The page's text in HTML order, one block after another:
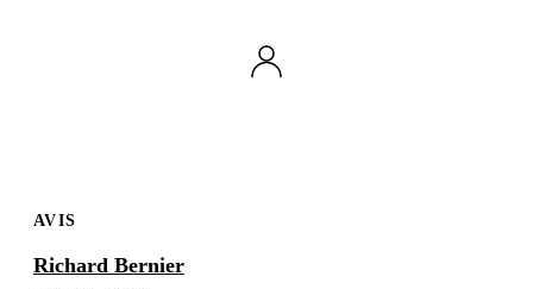
AVIS
Richard Bernier